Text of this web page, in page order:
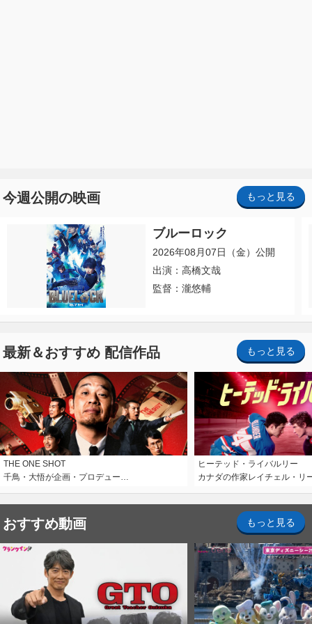
今週公開の映画 もっと見る
ブルーロック
2026年08月07日（金）公開
出演：高橋文哉
監督：瀧悠輔
最新＆おすすめ 配信作品 もっと見る
THE ONE SHOT
千鳥・大悟が企画・プロデュー…
ヒーテッド・ライバルリー
カナダの作家レイチェル・リ
おすすめ動画 もっと見る